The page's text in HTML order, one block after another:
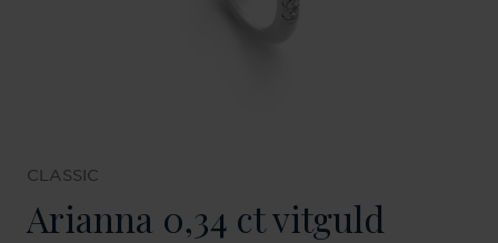
CLASSIC
Arianna 0,34 ct vitguld